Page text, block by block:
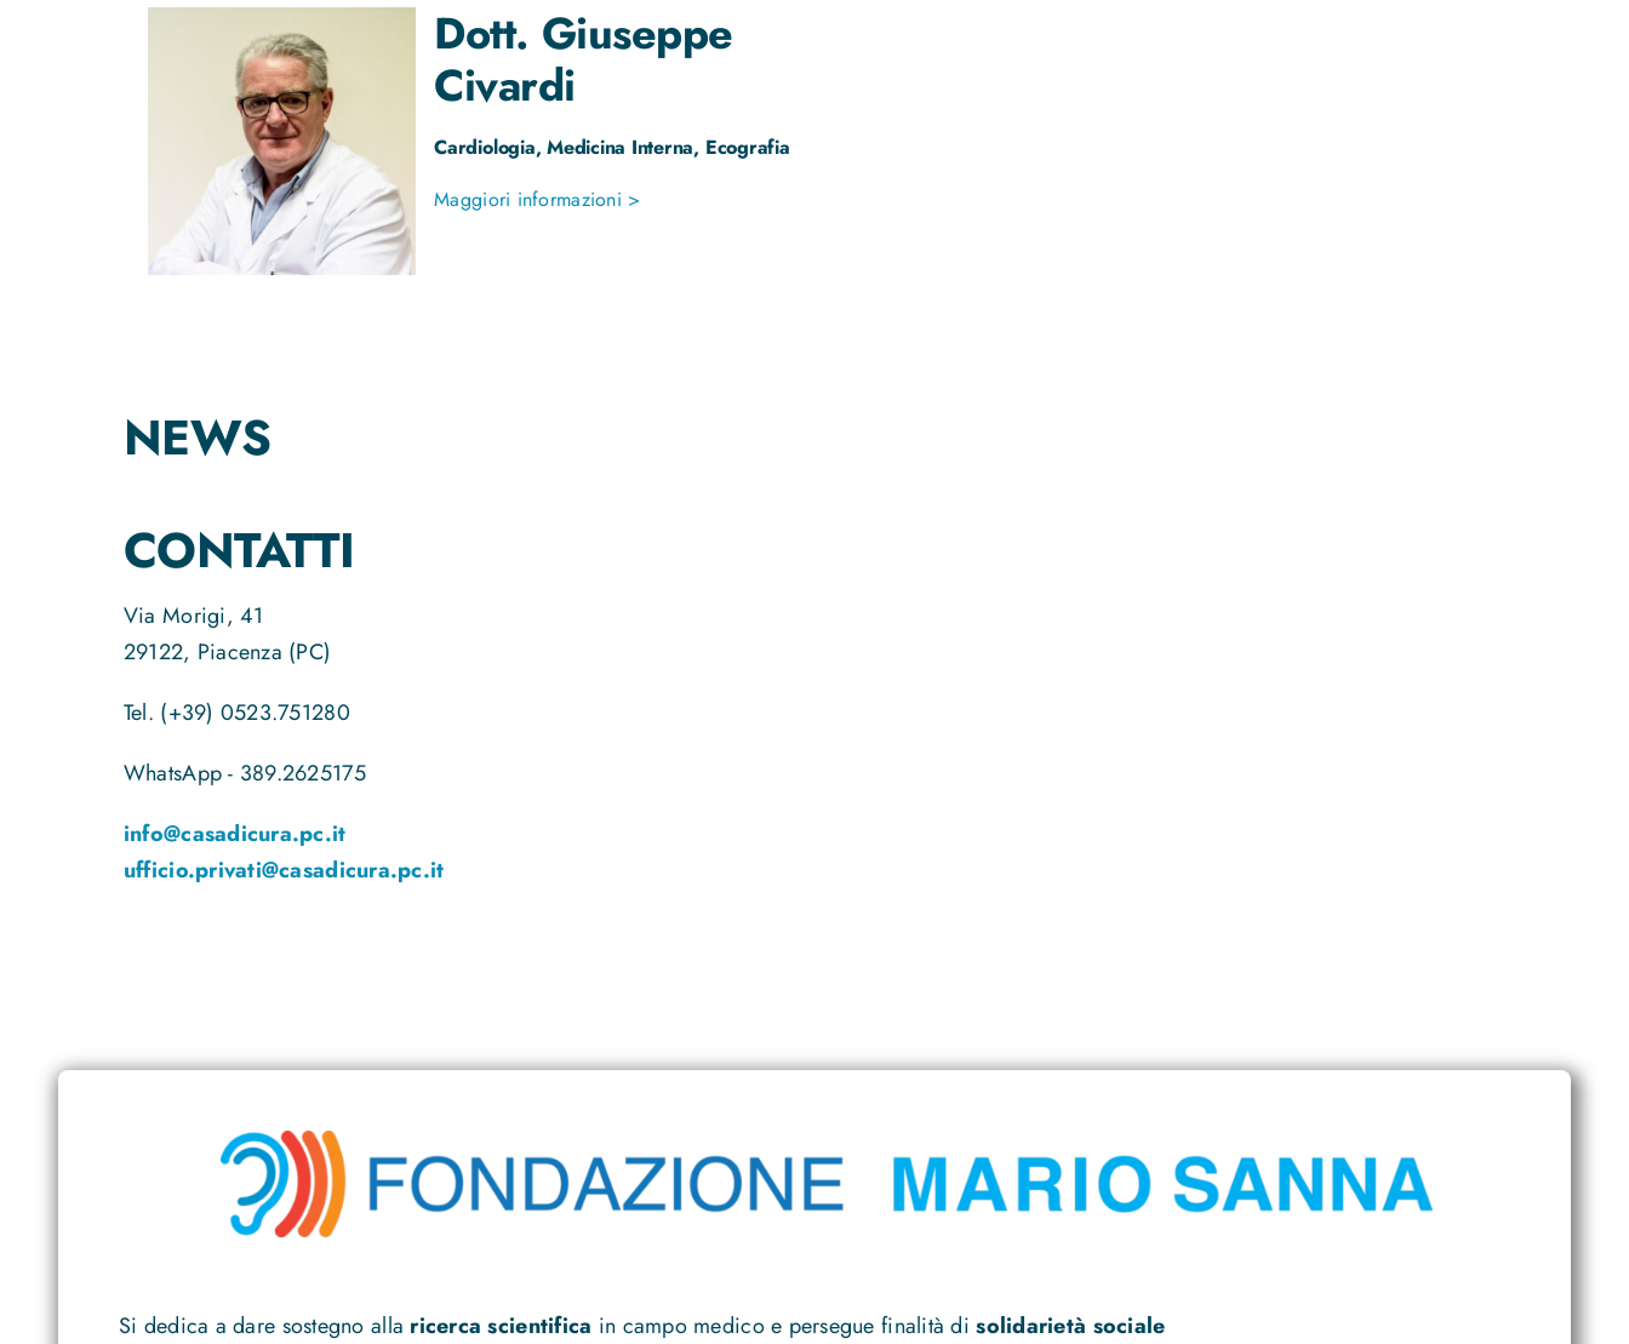
Dott. Giuseppe
Civardi
Cardiologia, Medicina Interna, Ecografia
Maggiori informazioni >
NEWS
CONTATTI
Via Morigi, 41
29122, Piacenza (PC)
Tel. (+39) 0523.751280
WhatsApp - 389.2625175
info@casadicura.pc.it
ufficio.privati@casadicura.pc.it
Si dedica a dare sostegno alla ricerca scientifica in campo medico e persegue finalità disolidarietà sociale